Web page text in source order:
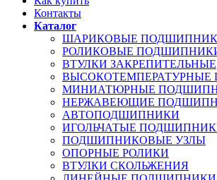
Контакты
Каталог
ШАРИКОВЫЕ
РОЛИКОВЫЕ
ВТУЛКИ ЗАКРЕПИТЕЛЬНЫЕ
МИНИАТЮРНЫЕ
НЕРЖАВЕЮЩИЕ
АВТОПОДШИПНИКИ
ИГОЛЬЧАТЫЕ
ПОДШИПНИКОВЫЕ УЗЛЫ
ОПОРНЫЕ РОЛИКИ
ВТУЛКИ СКОЛЬЖЕНИЯ